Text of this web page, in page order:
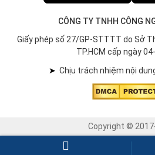
CÔNG TY TNHH CÔNG
Giấy phép số 27/GP-STTTT do Sở
TP.HCM cấp ngày
➤ Chịu trách nhiệm nội
Copyright ©